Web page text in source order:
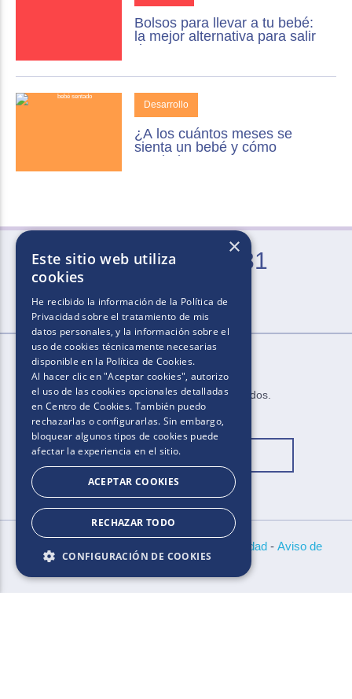
Bolsos para llevar a tu bebé:
la mejor alternativa para salir
de casa
Desarrollo
¿A los cuántos meses se
sienta un bebé y cómo
ayudarlo?
0800-666-2031
2025​.​​ ​Todos los derechos reservados​.​
Cambiar ubicación
Políticas de Privacidad- Aviso de
×
Este sitio web utiliza
cookies
He recibido la información de la Política de
Privacidadsobre el tratamiento de mis
datos personales, y la información sobre el
uso de cookies técnicamente necesarias
disponible en la Política de Cookies.
Al hacer clic en "Aceptar cookies", autorizo
el uso de las cookies opcionales detalladas
en Centro de Cookies. También puedo
rechazarlas o configurarlas. Sin embargo,
bloquear algunos tipos de cookies puede
afectar la experiencia en el sitio.
ACEPTAR COOKIES
RECHAZAR TODO
CONFIGURACIÓN DE COOKIES